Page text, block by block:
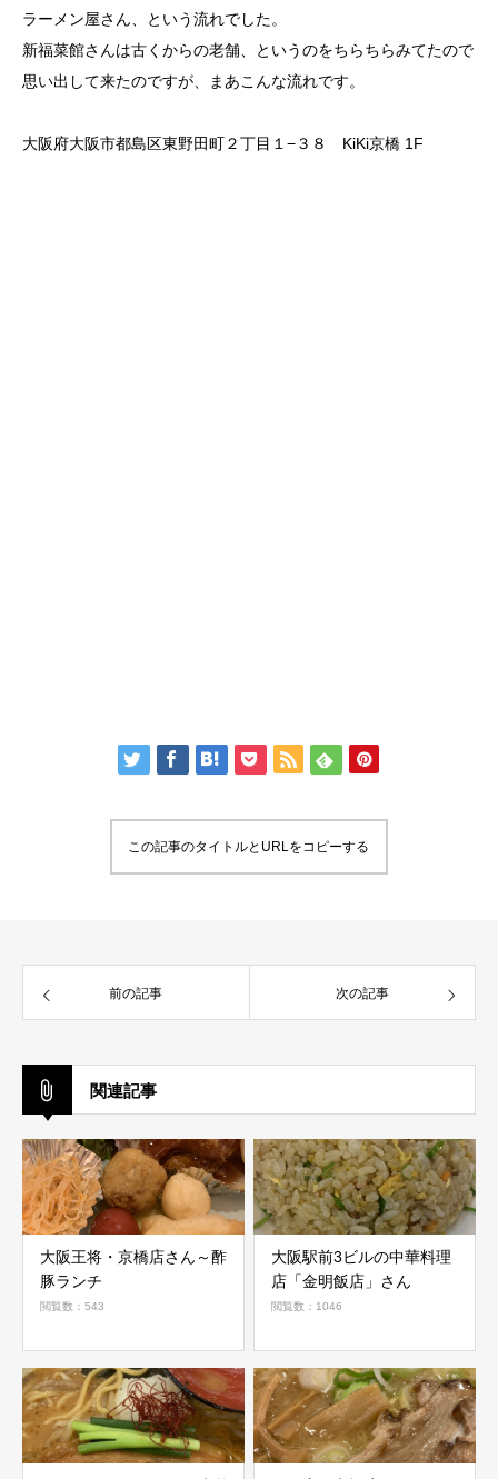
ラーメン屋さん、という流れでした。
新福菜館さんは古くからの老舗、というのをちらちらみてたので
思い出して来たのですが、まあこんな流れです。
大阪府大阪市都島区東野田町２丁目１−３８ KiKi京橋 1F
この記事のタイトルとURLをコピーする
前の記事 次の記事
関連記事
大阪王将・京橋店さん～酢
豚ランチ
閲覧数：543
大阪駅前3ビルの中華料理
店「金明飯店」さん
閲覧数：1046